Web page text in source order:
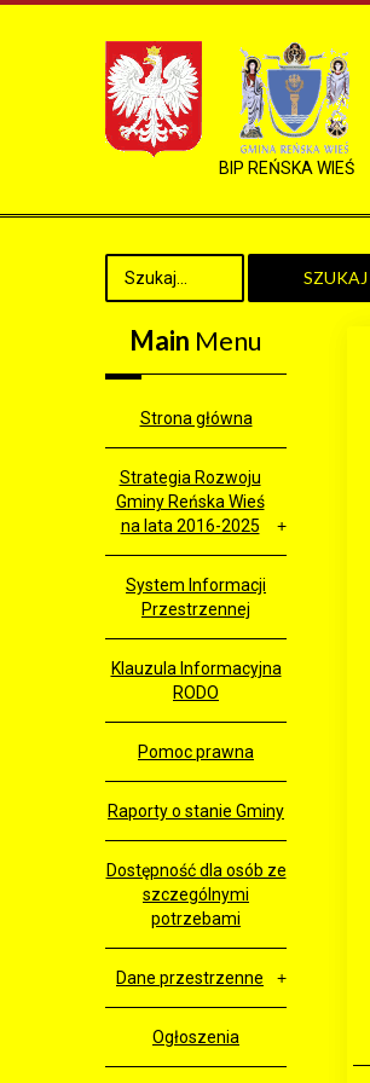
BIP REŃSKA WIEŚ
SZUKAJ
Main Menu
Strona główna
Strategia Rozwoju
Gminy Reńska Wieś
na lata 2016-2025
System Informacji
Przestrzennej
Klauzula Informacyjna
RODO
Pomoc prawna
Raporty o stanie Gminy
Dostępność dla osób ze
szczególnymi
potrzebami
Dane przestrzenne
Ogłoszenia